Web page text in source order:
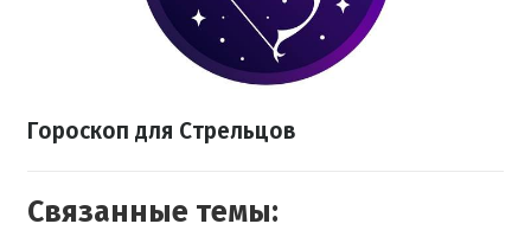
Гороскоп для Стрельцов
Связанные темы: